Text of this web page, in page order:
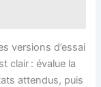
versions d’essai
clair : évalue la
attendus, puis